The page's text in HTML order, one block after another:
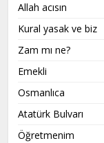
Allah acısın
Kural yasak ve biz
Zam mı ne?
Emekli
Osmanlıca
Atatürk Bulvarı
Öğretmenim